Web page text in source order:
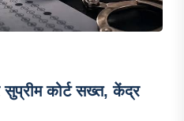
सुप्रीम कोर्ट सख्त, केंद्र